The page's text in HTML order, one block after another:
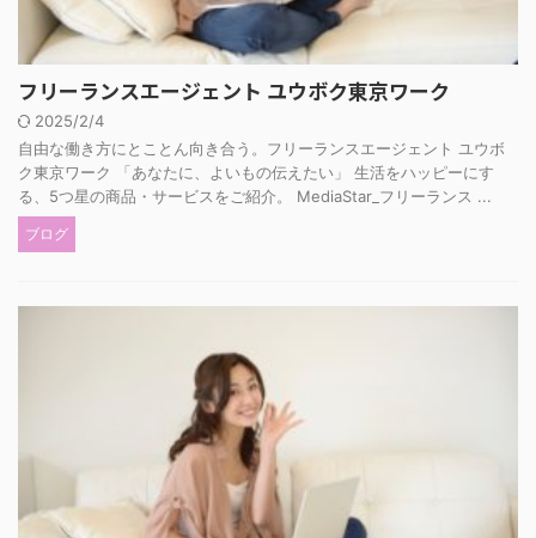
フリーランスエージェント ユウボク東京ワーク
2025/2/4
自由な働き方にとことん向き合う。フリーランスエージェント ユウボ
ク東京ワーク 「あなたに、よいもの伝えたい」 生活をハッピーにす
る、5つ星の商品・サービスをご紹介。 MediaStar_フリーランス ...
ブログ